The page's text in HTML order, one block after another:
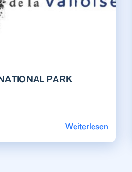
PARK
Weiterlesen